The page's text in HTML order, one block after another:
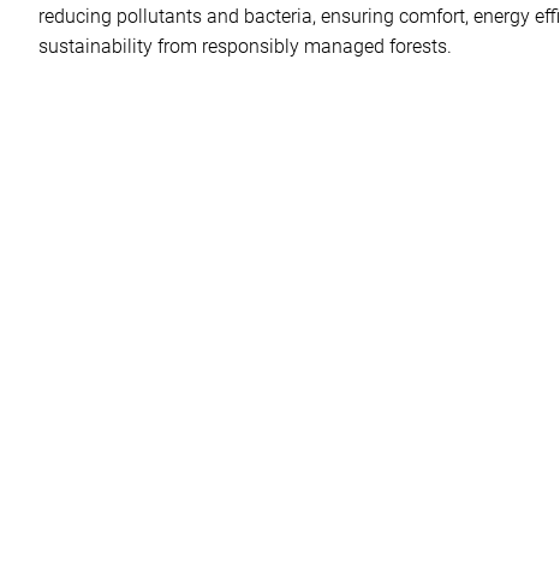
reducing pollutants and bacteria, ensuring comfort, energy
sustainability from responsibly managed forests.